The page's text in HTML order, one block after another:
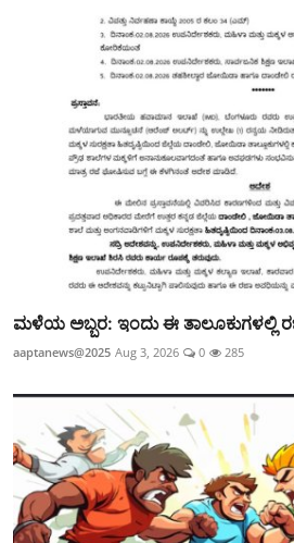
ಮಳೆಯ ಅಬ್ಬರ: ಇಂದು ಈ
aaptanews@2025 Aug 3, 2026 0 285